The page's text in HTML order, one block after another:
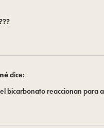
dice:
bicarbonato reaccionan